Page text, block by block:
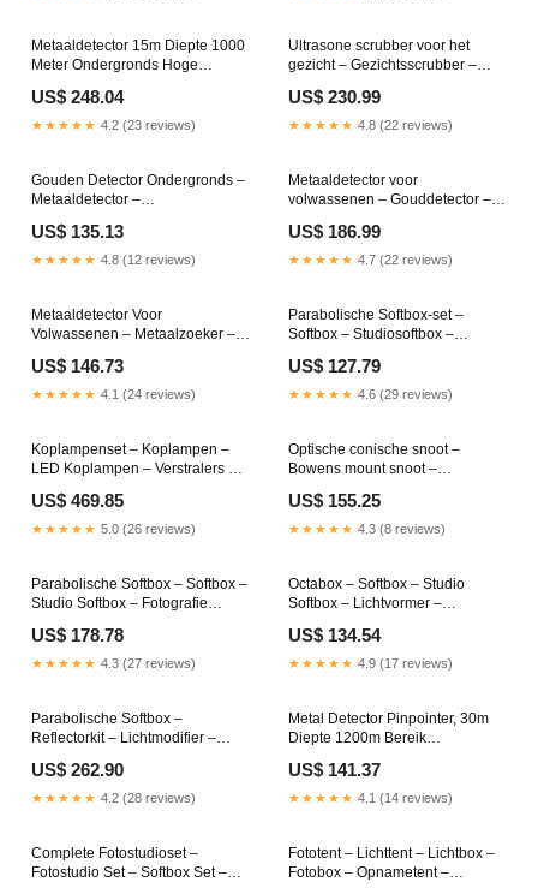
Metaaldetector 15m Diepte 1000
Meter Ondergronds Hoge
Koperzoeker met Scherm, Groot
en Helder Scherm, Realtime
US$ 248.04
★★★★★ 4.2 (23 reviews)
Ultrasone scrubber voor het
gezicht – Gezichtsscrubber –
Mee-eter Verwijderaar –
Zilverkleurig – 26.000 Trillingen
US$ 230.99
★★★★★ 4.8 (22 reviews)
Gouden Detector Ondergronds –
Metaaldetector –
Pinpointer – Bodemscanner –
Met 6 Antennes – Tot 1200 M
US$ 135.13
★★★★★ 4.8 (12 reviews)
Metaaldetector voor
volwassenen – Gouddetector –
Metaalvinder – Geel – 5
Zoekmodi en Geheugenmodus –
US$ 186.99
★★★★★ 4.7 (22 reviews)
Metaaldetector Voor
Volwassenen – Metaalzoeker –
Detectieapparaat – Verstelbare
Steel Van 90 Tot 145 Cm –
US$ 146.73
★★★★★ 4.1 (24 reviews)
Parabolische Softbox-set –
Softbox – Studiosoftbox –
x 37 cm – Bowens Aansluiting –
Snelontgrendeling & Dubbele
US$ 127.79
★★★★★ 4.6 (29 reviews)
Koplampenset – Koplampen –
LED Koplampen – Verstralers –
Compact – IP68/69K
Weerbestendig Sep11
US$ 469.85
★★★★★ 5.0 (26 reviews)
Optische conische snoot –
Bowens mount snoot –
Lichtprojector – 50 mm lens met
24 gobos en 5 kleurfilters –
US$ 155.25
★★★★★ 4.3 (8 reviews)
Parabolische Softbox – Softbox –
Studio Softbox – Fotografie
Cm – Quick Release In Minder
Dan 15 Seconden – Inclusief 2
US$ 178.78
★★★★★ 4.3 (27 reviews)
Octabox – Softbox – Studio
Softbox – Lichtvormer –
360° Draaibaar Top 20 Products
US$ 134.54
★★★★★ 4.9 (17 reviews)
Parabolische Softbox –
Reflectorkit – Lichtmodifier –
21,6 Inch – Compact Ondiep
Ontwerp – 40° Honingraatraster
US$ 262.90
★★★★★ 4.2 (28 reviews)
Metal Detector Pinpointer, 30m
Diepte 1200m Bereik
Nauwkeurige Finding
Microcomputer Control Metal
US$ 141.37
★★★★★ 4.1 (14 reviews)
Complete Fotostudioset –
Fotostudio Set – Softbox Set –
Fototent – Lichttent – Lichtbox –
Fotobox – Opnametent –